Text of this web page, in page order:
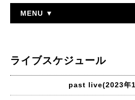
MENU ▼
ライブスケジュール
past live(2023年